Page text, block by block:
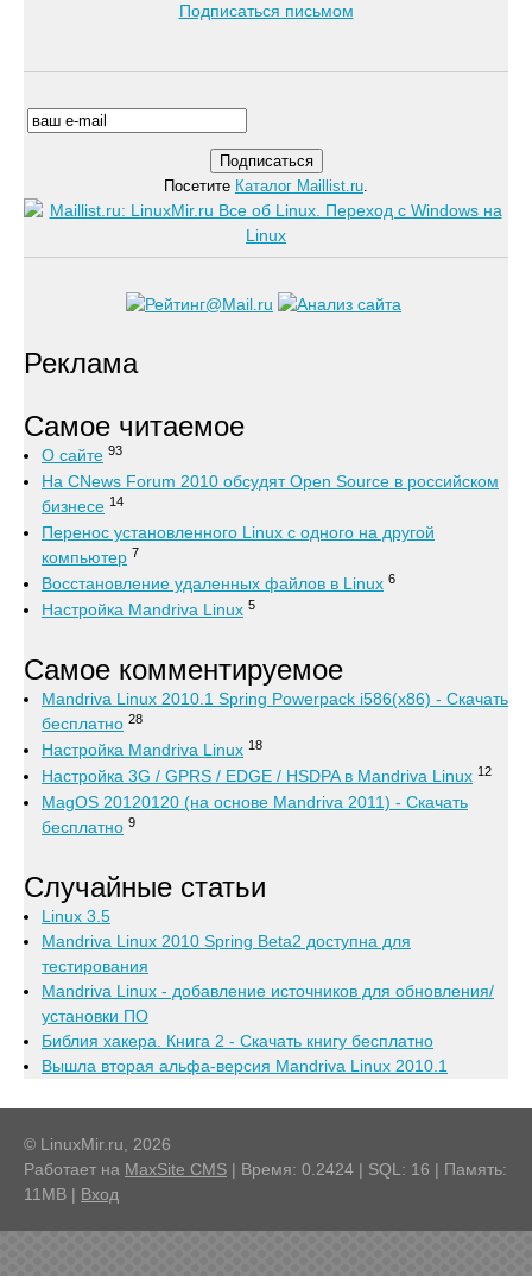
Подписаться письмом
Посетите Каталог Maillist.ru.
Реклама
Самое читаемое
О сайте 93
На CNews Forum 2010 обсудят Open Source в российском
бизнесе 14
Перенос установленного Linux с одного на другой
компьютер 7
Восстановление удаленных файлов в Linux 6
Настройка Mandriva Linux 5
Самое комментируемое
Mandriva Linux 2010.1 Spring Powerpack i586(x86) - Скачать
бесплатно 28
Настройка Mandriva Linux 18
Настройка 3G / GPRS / EDGE / HSDPA в Mandriva Linux 12
MagOS 20120120 (на основе Mandriva 2011) - Скачать
бесплатно 9
Случайные статьи
Linux 3.5
Mandriva Linux 2010 Spring Beta2 доступна для
тестирования
Mandriva Linux - добавление источников для обновления/
установки ПО
Библия хакера. Книга 2 - Скачать книгу бесплатно
Вышла вторая альфа-версия Mandriva Linux 2010.1
© LinuxMir.ru, 2026
Работает на MaxSite CMS | Время: 0.2424 | SQL: 16 | Память:
11MB | Вход